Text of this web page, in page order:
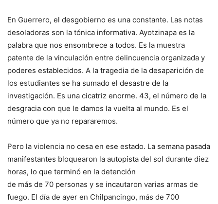
En Guerrero, el desgobierno es una constante. Las notas
desoladoras son la tónica informativa. Ayotzinapa es la
palabra que nos ensombrece a todos. Es la muestra
patente de la vinculación entre delincuencia organizada y
poderes establecidos. A la tragedia de la desaparición de
los estudiantes se ha sumado el desastre de la
investigación. Es una cicatriz enorme. 43, el número de la
desgracia con que le damos la vuelta al mundo. Es el
número que ya no repararemos.
Pero la violencia no cesa en ese estado. La semana pasada
manifestantes bloquearon la autopista del sol durante diez
horas, lo que terminó en la detención
de más de 70 personas y se incautaron varias armas de
fuego. El día de ayer en Chilpancingo, más de 700